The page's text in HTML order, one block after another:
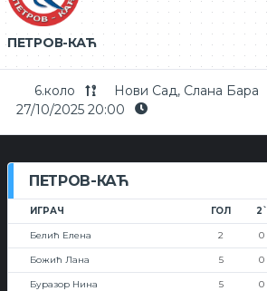
ПЕТРОВ-КАЋ
6.коло
Нови Сад, Слана Бара
27/10/2025 20:00
ПЕТРОВ-КАЋ
ИГРАЧ ГОЛ 2`
Белић Елена 2 0
Божић Лана 5 0
Буразор Нина 5 0